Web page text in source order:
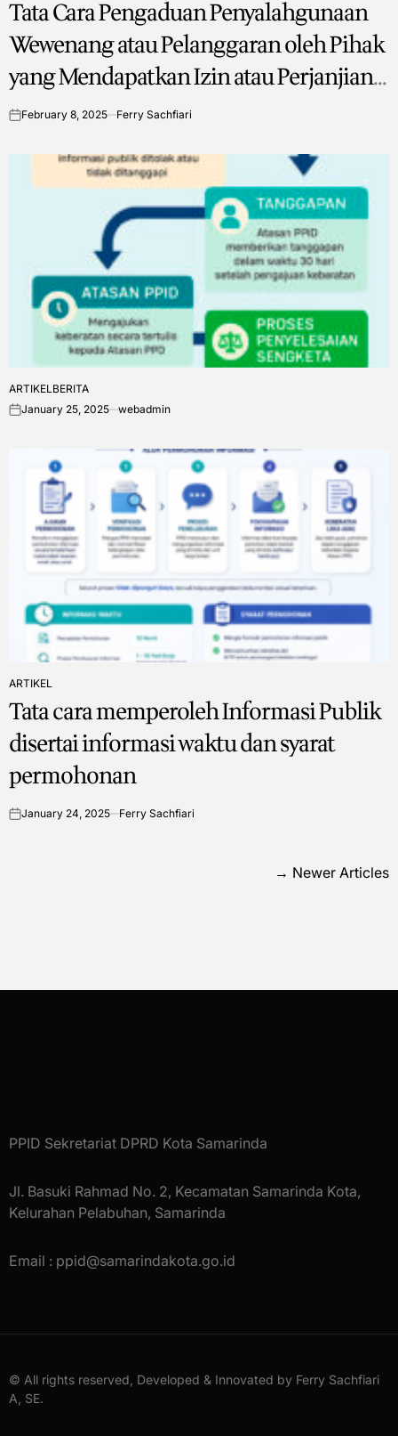
IN
Tata Cara Pengaduan Penyalahgunaan
Wewenang atau Pelanggaran oleh Pihak
yang Mendapatkan Izin atau Perjanjian
Kerja dari Badan/Dinas
onFebruary 8, 2025 Ferry Sachfiari
POSTED
IN
ARTIKELBERITA
onJanuary 25, 2025 webadmin
POSTED
IN
ARTIKEL
Tata cara memperoleh Informasi Publik
disertai informasi waktu dan syarat
permohonan
onJanuary 24, 2025 Ferry Sachfiari
→ Newer Articles
PPID Sekretariat DPRD Kota Samarinda
Jl. Basuki Rahmad No. 2, Kecamatan Samarinda Kota,
Kelurahan Pelabuhan, Samarinda
Email : ppid@samarindakota.go.id